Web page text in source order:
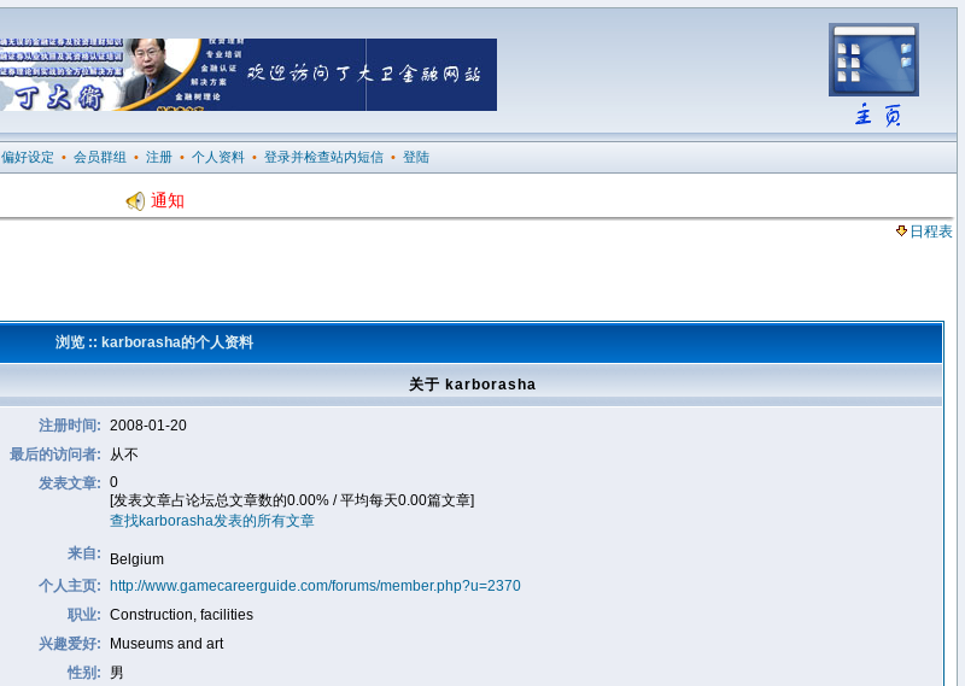
偏好设定 • 会员群组 • 注册 • 个人资料 • 登录并检查站内短信 • 登陆
通知
日程表
浏览 :: karborasha的个人资料
关于 karborasha
注册时间: 2008-01-20
最后的访问者:
从不
发表文章: 0
[发表文章占论坛总文章数的0.00% / 平均每天0.00篇文章]
查找karborasha发表的所有文章
来自:
Belgium
个人主页:
http://www.gamecareerguide.com/forums/member.php?u=2370
职业: Construction, facilities
兴趣爱好:
Museums and art
性别:
男